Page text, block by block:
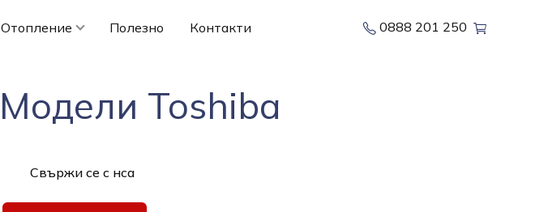
Отопление Полезно Контакти 0888 201 250
Модели Toshiba
Свържи се с нса